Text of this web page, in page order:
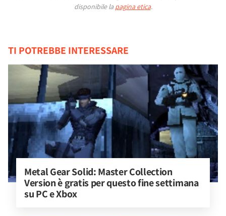
disponibile la pagina etica.
TI POTREBBE INTERESSARE
Metal Gear Solid: Master Collection
Version è gratis per questo fine settimana
su PC e Xbox